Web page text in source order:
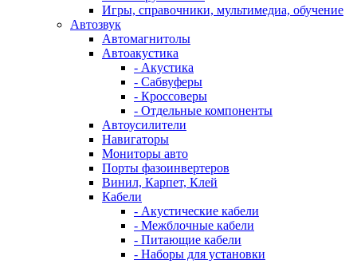
Игры, справочники, мультимедиа, обучение
Автозвук
Автомагнитолы
Автоакустика
- Акустика
- Сабвуферы
- Кроссоверы
- Отдельные компоненты
Автоусилители
Навигаторы
Мониторы авто
Порты фазоинвертеров
Винил, Карпет, Клей
Кабели
- Акустические кабели
- Межблочные кабели
- Питающие кабели
- Наборы для установки